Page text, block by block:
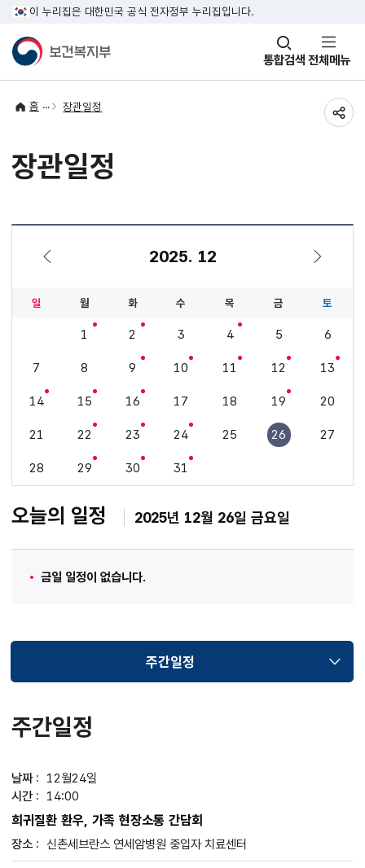
이 누리집은 대한민국 공식 전자정부 누리집입니다.
통합검색
창
열기 전체메뉴
홈 장관일정
장관일정
2025. 12
일 월 화 수 목 금 토
1 2 3 4 5 6
7 8 9 10 11 12 13
14 15 16 17 18 19 20
21 22 23 24 25 26 27
28 29 30 31
오늘의 일정 2025년 12월 26일 금요일
금일 일정이 없습니다.
주간일정
선택됨
주간일정
12월24일
14:00
희귀질환 환우, 가족 현장소통 간담회
신촌세브란스 연세암병원 중입자 치료센터